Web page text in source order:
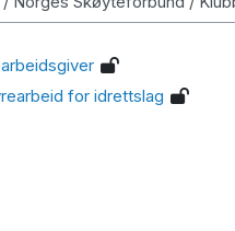
for idrettslag